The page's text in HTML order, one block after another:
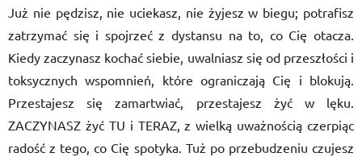
Już nie pędzisz, nie uciekasz, nie żyjesz w biegu; potrafisz
zatrzymać się i spojrzeć z dystansu na to, co Cię otacza.
Kiedy zaczynasz kochać siebie, uwalniasz się od przeszłości i
toksycznych wspomnień, które ograniczają Cię i blokują.
Przestajesz się zamartwiać, przestajesz żyć w lęku.
ZACZYNASZ żyć TU i TERAZ, z wielką uważnością czerpiąc
radość z tego, co Cię spotyka. Tuż po przebudzeniu czujesz